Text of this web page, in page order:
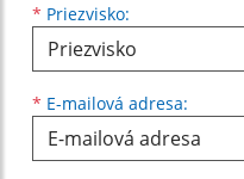
* Priezvisko:
* E-mailová adresa: